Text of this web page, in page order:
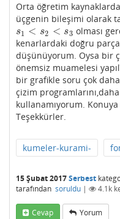
Orta öğretim
üçgenin bileşimi olarak
s1 < s2 < s3
s1 <s2 <s
olması
kenarlardaki doğru
düşünüyorum. Oysa bir
önemsiz muamelesi
bir grafikle soru çok
çizim
kullanamıyorum.
Teşekkürler.
kumeler-kurami-
15 Şubat 2017Serbest
tarafından soruldu | 4.1k
Cevap Yorum